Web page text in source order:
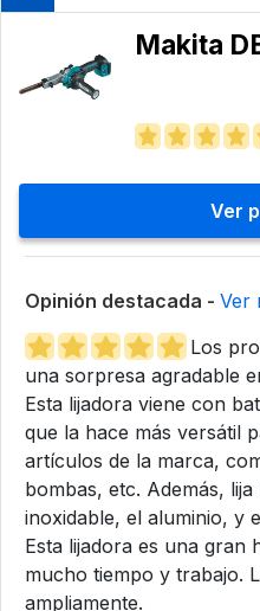
Makita
Ver
Opinión destacada - Ver
Los
una sorpresa agradable
Esta lijadora viene con
que la hace más versátil
artículos de la marca,
bombas, etc. Además,
inoxidable, el aluminio, y
Esta lijadora es una gran
mucho tiempo y trabajo.
ampliamente.